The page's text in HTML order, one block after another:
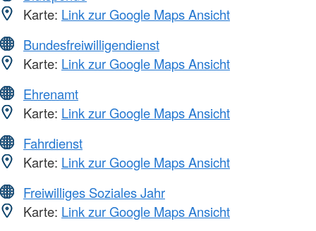
Karte: Link zur Google Maps Ansicht
Bundesfreiwilligendienst
Karte: Link zur Google Maps Ansicht
Ehrenamt
Karte: Link zur Google Maps Ansicht
Fahrdienst
Karte: Link zur Google Maps Ansicht
Freiwilliges Soziales Jahr
Karte: Link zur Google Maps Ansicht